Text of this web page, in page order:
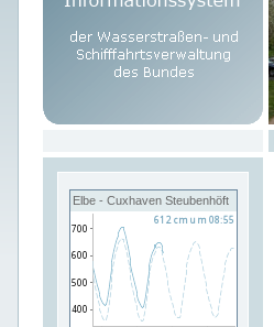
Elbe - Cuxhaven Steubenhöft